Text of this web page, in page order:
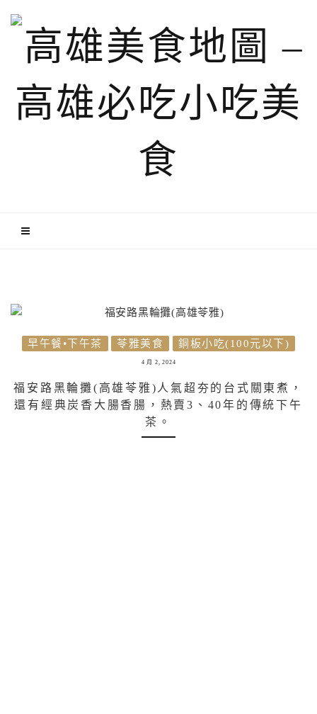
早午餐•下午茶 苓雅美食 銅板小吃(100元以下)
4 月 2, 2024
福安路黑輪攤(高雄苓雅)人氣超夯的台式關東煮，
還有經典炭香大腸香腸，熱賣3、40年的傳統下午
茶。